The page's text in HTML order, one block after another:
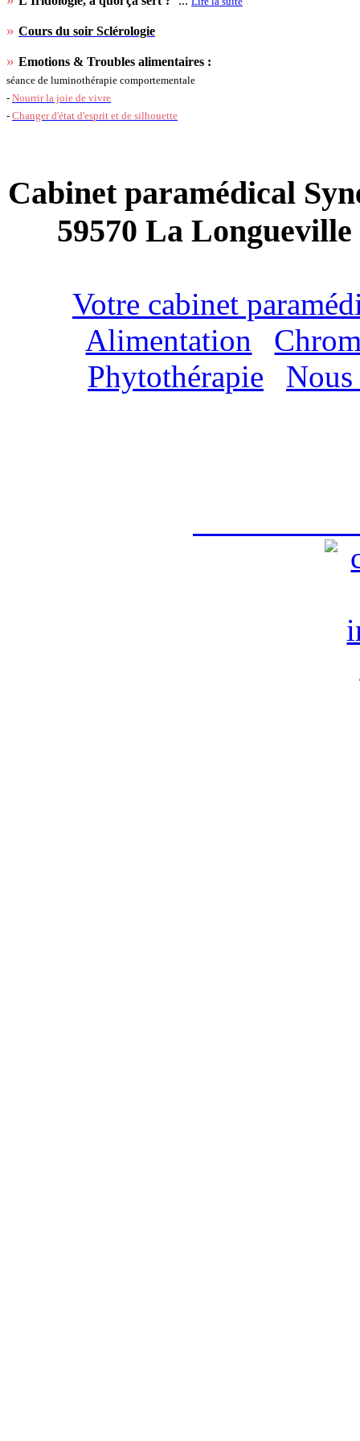
» Cours du soir Sclérologie
» Emotions & Troubles alimentaires :
séance de luminothérapie comportementale
- Nourrir la joie de vivre
- Changer d'état d'esprit et de silhouette
Cabinet paramédical
59570 La
Votre cabinet
Alimentation
Phytothérapie